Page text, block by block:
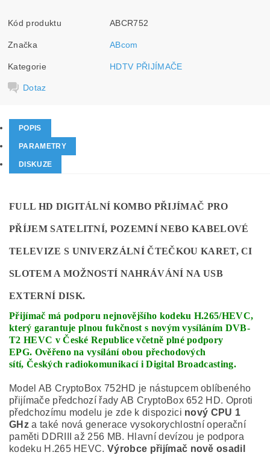
Kód produktu ABCR752
Značka ABcom
Kategorie HDTV PŘIJÍMAČE
Dotaz
POPIS
PARAMETRY
DISKUZE
FULL HD DIGITÁLNÍ KOMBO PŘIJÍMAČ PRO
PŘÍJEM SATELITNÍ, POZEMNÍ NEBO KABELOVÉ
TELEVIZE S UNIVERZÁLNÍ ČTEČKOU KARET, CI
SLOTEM A MOŽNOSTÍ NAHRÁVÁNÍ NA USB
EXTERNÍ DISK.
Přijímač má podporu nejnovějšího kodeku H.265/HEVC,
který garantuje plnou fukčnost s novým vysíláním DVB-
T2 HEVC v České Republice včetně plné podpory
EPG. Ověřeno na vysílání obou přechodových
sítí, Českých radiokomunikací i Digital Broadcasting.
Model AB CryptoBox 752HD je nástupcem oblíbeného
přijímače předchozí řady AB CryptoBox 652 HD. Oproti
předchozímu modelu je zde k dispozici nový CPU 1
GHza také nová generace vysokorychlostní operační
paměti DDRIII až 256 MB. Hlavní devízou je podpora
kodeku H.265 HEVC.Výrobce přijímač nově osadil